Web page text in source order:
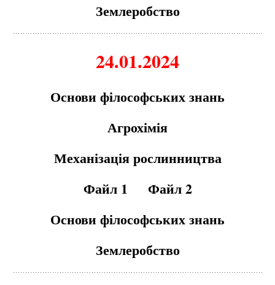
Землеробство
24.01.2024
Основи філософських знань
Агрохімія
Механізація рослинництва
Файл 1
Файл 2
Основи філософських знань
Землеробство